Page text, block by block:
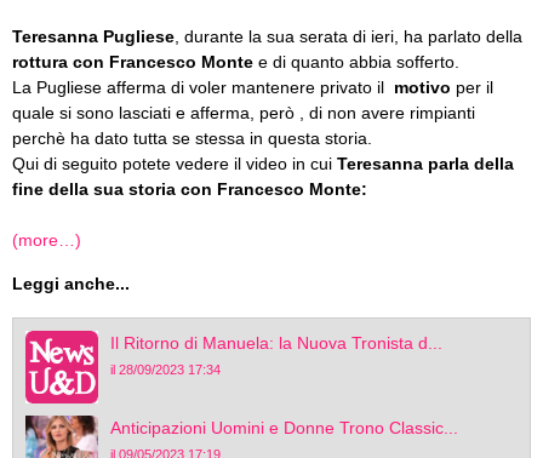
Teresanna Pugliese , durante la sua serata di ieri, ha parlato della
rottura con Francesco Monte e di quanto abbia sofferto.
La Pugliese afferma di voler mantenere privato il motivo per il
quale si sono lasciati e afferma, però , di non avere rimpianti
perchè ha dato tutta se stessa in questa storia.
Qui di seguito potete vedere il video in cui Teresanna parla della
fine della sua storia con Francesco Monte:
(more…)
Leggi anche...
Il Ritorno di Manuela: la Nuova Tronista d...
il 28/09/2023 17:34
Anticipazioni Uomini e Donne Trono Classic...
il 09/05/2023 17:19